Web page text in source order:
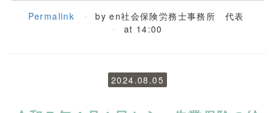
Permalink
by en社会保険労務士事務所 代表
at 14:00
2024.08.05